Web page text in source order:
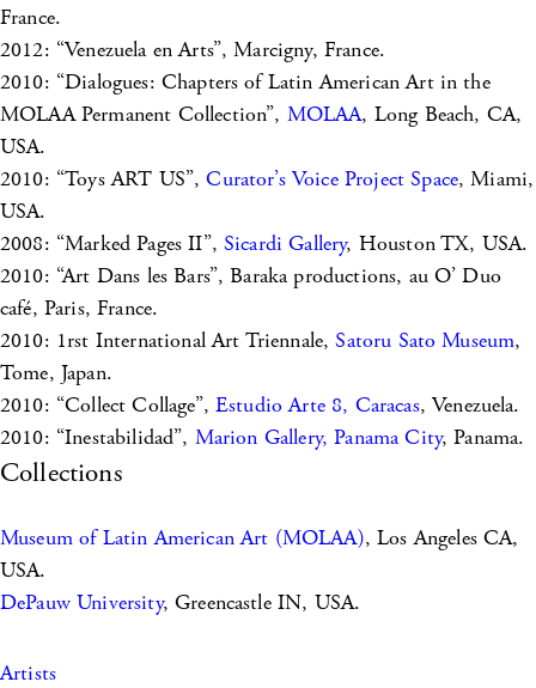
France.
2012: “Venezuela en Arts”, Marcigny, France.
2010: “Dialogues: Chapters of Latin American Art in the
MOLAA Permanent Collection”, MOLAA, Long Beach, CA,
USA.
2010: “Toys ART US”,Curator’s Voice Project Space, Miami,
USA.
2008: “Marked Pages II”,Sicardi Gallery, Houston TX, USA.
2010: “Art Dans les Bars”, Baraka productions, au O’ Duo
café, Paris, France.
2010: 1rst International Art Triennale,Satoru Sato Museum,
Tome, Japan.
2010: “Collect Collage”,Estudio Arte 8, Caracas, Venezuela.
2010: “Inestabilidad”, Marion Gallery, Panama City, Panama.
Collections
Museum of Latin American Art (MOLAA), Los Angeles CA,
USA.
DePauw University, Greencastle IN, USA.
Artists